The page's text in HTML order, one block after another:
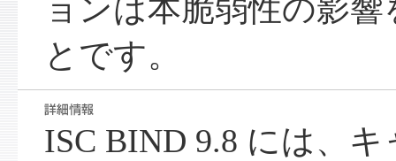
ョンは本脆弱性の影
とです。
ISC BIND 9.8 には、